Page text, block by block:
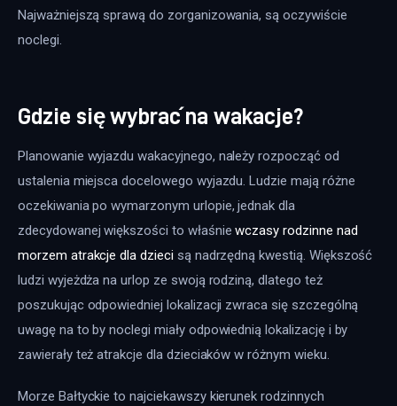
Najważniejszą sprawą do zorganizowania, są oczywiście
noclegi.
Gdzie się wybrać na wakacje?
Planowanie wyjazdu wakacyjnego, należy rozpocząć od
ustalenia miejsca docelowego wyjazdu. Ludzie mają różne
oczekiwania po wymarzonym urlopie, jednak dla
zdecydowanej większości to właśnie wczasy rodzinne nad
morzem atrakcje dla dzieci są nadrzędną kwestią. Większość
ludzi wyjeżdża na urlop ze swoją rodziną, dlatego też
poszukując odpowiedniej lokalizacji zwraca się szczególną
uwagę na to by noclegi miały odpowiednią lokalizację i by
zawierały też atrakcje dla dzieciaków w różnym wieku.
Morze Bałtyckie to najciekawszy kierunek rodzinnych